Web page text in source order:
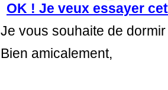
OK ! Je veux essayer
Je vous souhaite de
Bien amicalement,